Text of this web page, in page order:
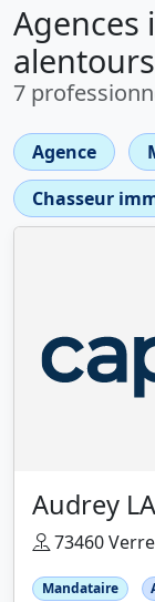
Agences
7
Agence
Chasseur
Audrey
73460
Mandataire